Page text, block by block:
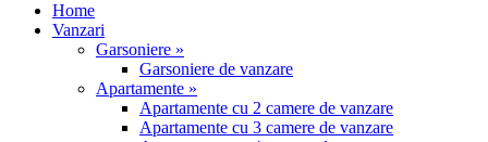
Home
Vanzari
Garsoniere »
Garsoniere de vanzare
Apartamente »
Apartamente cu 2 camere de vanzare
Apartamente cu 3 camere de vanzare